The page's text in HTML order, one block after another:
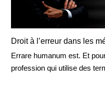
Droit à l’erreur dans les
Errare humanum est. Et
profession qui utilise des